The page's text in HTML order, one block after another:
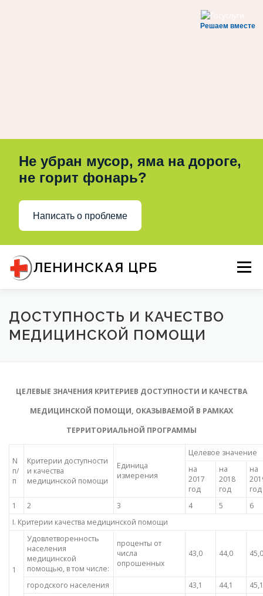
Решаем вместе
Не убран мусор, яма на дороге,
не горит фонарь?
Написать о проблеме
содержимомуЛЕНИНСКАЯ ЦРБ Меню
О НАС ДОКУМЕНТЫ
ДОСТУПНОСТЬ И КАЧЕСТВО
МЕДИЦИНСКОЙ ПОМОЩИ
ЦЕЛЕВЫЕ ЗНАЧЕНИЯ КРИТЕРИЕВ ДОСТУПНОСТИ И КАЧЕСТВА
МЕДИЦИНСКОЙ ПОМОЩИ, ОКАЗЫВАЕМОЙ В РАМКАХ
ТЕРРИТОРИАЛЬНОЙ ПРОГРАММЫ
N
п/
п
Критерии доступности
и качества
медицинской помощи
Единица
измерения
Целевое значение
на
2017
год
на
2018
год
на
год
1
2 3 4 5
6
I. Критерии качества медицинской помощи
1
Удовлетворенность
населения
медицинской
помощью, в том числе:
проценты от
числа
опрошенных
43,0 44,0 45,0
городского населения 43,1 44,1
45,1